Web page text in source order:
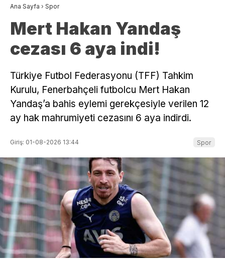
Ana Sayfa › Spor
Mert Hakan Yandaş
cezası 6 aya indi!
Türkiye Futbol Federasyonu (TFF) Tahkim
Kurulu, Fenerbahçeli futbolcu Mert Hakan
Yandaş’a bahis eylemi gerekçesiyle verilen 12
ay hak mahrumiyeti cezasını 6 aya indirdi.
Giriş: 01-08-2026 13:44 Spor